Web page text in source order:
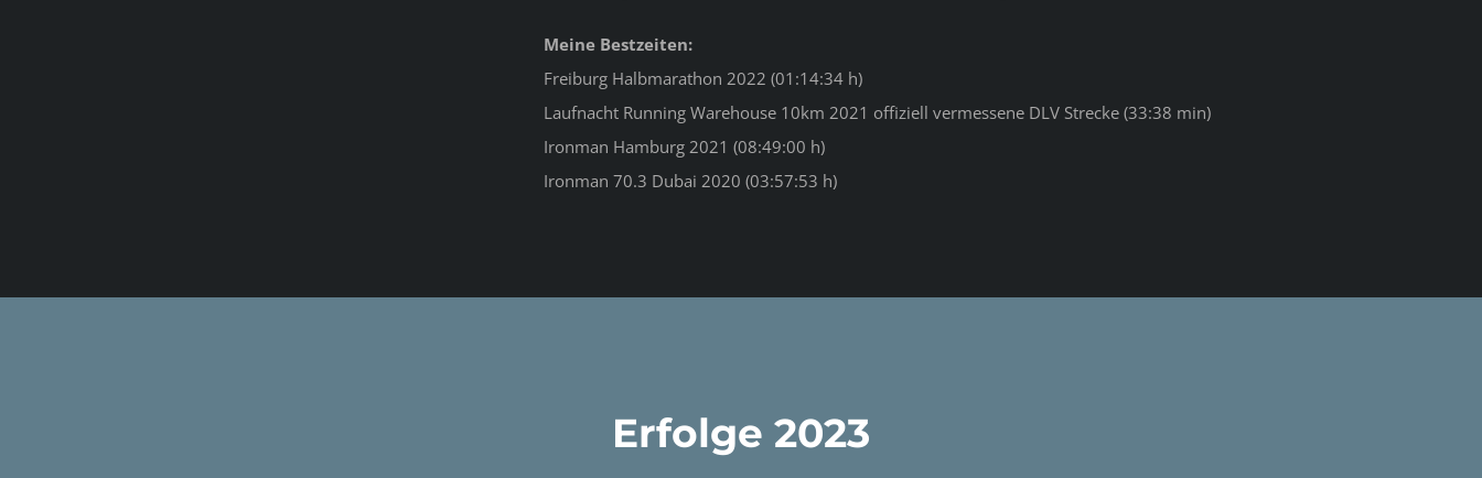
Meine Bestzeiten:
Freiburg Halbmarathon 2022 (01:14:34 h)
Laufnacht Running Warehouse 10km 2021 offiziell vermessene DLV Strecke (33:38 min)
Ironman Hamburg 2021 (08:49:00 h)
Ironman 70.3 Dubai 2020 (03:57:53 h)
Erfolge 2023